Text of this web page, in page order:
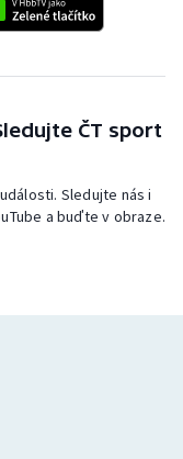
ČT sport
Sledujte nás i
a buďte v obraze.